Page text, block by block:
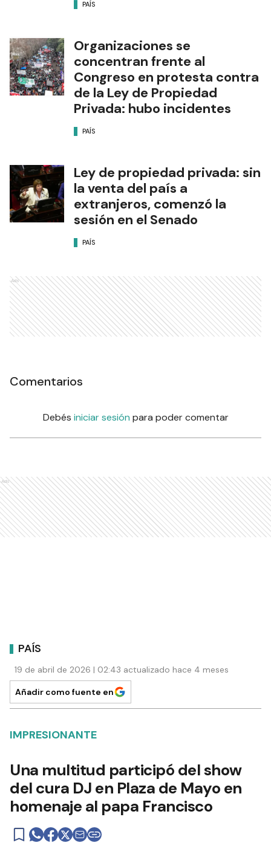
PAÍS
Organizaciones se
concentran frente al
Congreso en protesta contra
de la Ley de Propiedad
Privada: hubo incidentes
PAÍS
Ley de propiedad privada: sin
la venta del país a
extranjeros, comenzó la
sesión en el Senado
PAÍS
Ads
Comentarios
Debés iniciar sesión para poder comentar
Ads
PAÍS
19 de abril de 2026 | 02:43 actualizado hace 4 meses
Añadir como fuente en
IMPRESIONANTE
Una multitud participó del show
del cura DJ en Plaza de Mayo en
homenaje al papa Francisco